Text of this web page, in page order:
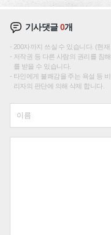
기사댓글0개
200자까지 쓰실 수 있습니다. (현재
저작권 등 다른 사람의 권리를 침
를 받을 수 있습니다.
타인에게 불쾌감을 주는 욕설 등
리자의 판단에 의해 삭제 합니다.